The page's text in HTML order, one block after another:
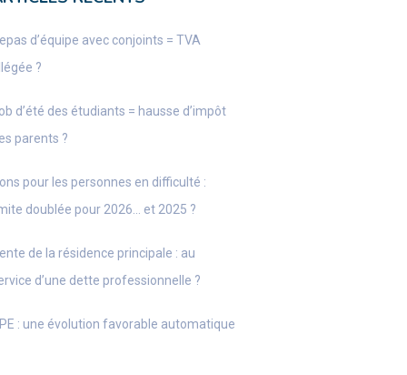
d’équipe avec conjoints = TVA
?
d’été des étudiants = hausse d’impôt
parents ?
pour les personnes en difficulté :
doublée pour 2026… et 2025 ?
de la résidence principale : au
d’une dette professionnelle ?
: une évolution favorable automatique